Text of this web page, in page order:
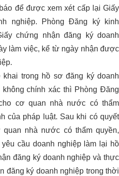
để được xem xét cấp lại Giấy
nghiệp. Phòng Đăng ký kinh
chứng nhận đăng ký doanh
làm việc, kể từ ngày nhận được
trong hồ sơ đăng ký doanh
chính xác thì Phòng Đăng
cơ quan nhà nước có thẩm
của pháp luật. Sau khi có quyết
nhà nước có thẩm quyền,
cầu doanh nghiệp làm lại hồ
đăng ký doanh nghiệp và thực
đăng ký doanh nghiệp trong thời